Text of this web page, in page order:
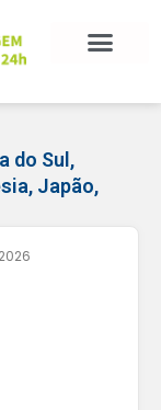
do Sul ,
, Japão,